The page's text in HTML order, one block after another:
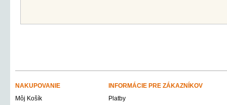
NAKUPOVANIE
INFORMÁCIE PRE ZÁKAZNÍKOV
Môj Košík
Platby